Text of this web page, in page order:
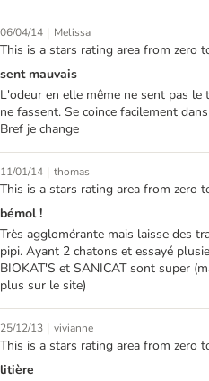
06/04/14 | Melissa
This is a stars rating area from zero
sent mauvais
L'odeur en elle même ne sent pas le
ne fassent. Se coince facilement
Bref je change
11/01/14 | thomas
This is a stars rating area from zero
bémol !
Très agglomérante mais laisse des
pipi. Ayant 2 chatons et essayé
BIOKAT'S et SANICAT sont super
plus sur le site)
25/12/13 | vivianne
This is a stars rating area from zero
litière